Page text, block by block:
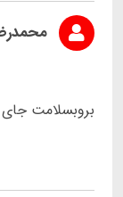
بروبسلامت